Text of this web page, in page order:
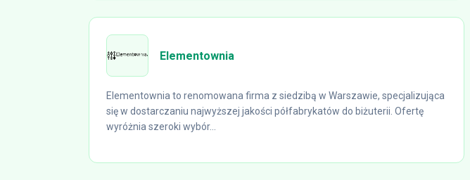
Elementownia
Elementownia to renomowana firma z siedzibą w Warszawie, specjalizująca
się w dostarczaniu najwyższej jakości półfabrykatów do biżuterii. Ofertę
wyróżnia szeroki wybór...